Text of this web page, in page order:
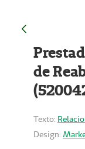
de
Texto:
Design: